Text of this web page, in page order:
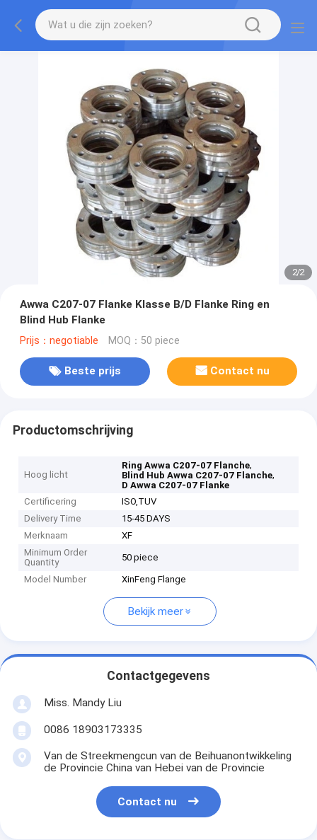
2/2
Awwa C207-07 Flanke Klasse B/D Flanke Ring en
Blind Hub Flanke
Prijs：negotiable MOQ：50 piece
Beste prijs Contact nu
Productomschrijving
Hoog licht
Ring Awwa C207-07 Flanche,
Blind Hub Awwa C207-07 Flanche,
D Awwa C207-07 Flanke
Certificering
ISO,TUV
Delivery Time
15-45 DAYS
Merknaam
XF
Minimum Order
Quantity
50 piece
Model Number XinFeng Flange
Bekijk meer
Contactgegevens
Miss. Mandy Liu
0086 18903173335
Van de Streekmengcun van de Beihuanontwikkeling
de Provincie China van Hebei van de Provincie
Contact nu